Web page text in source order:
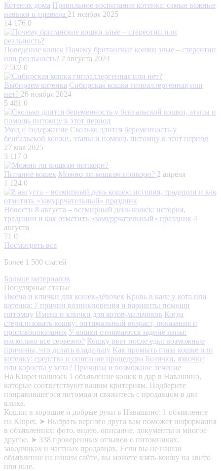
Котенок дома Правильное воспитание котенка: самые важные
навыки и правила 21 ноября 2025
14 176 0
Поведение кошек Почему британские кошки злые – стереотип
или реальность? 2 августа 2024
7 502 0
Выбираем котенка Сибирская кошка гипоаллергенная или
нет? 26 ноября 2024
5 481 0
Уход и содержание Сколько длится беременность у
бенгальской кошки, этапы и помощь питомцу в этот период
27 мая 2025
3 117 0
Питание кошек Можно ли кошкам попкорн? 2 апреля
1 124 0
Новости 8 августа – всемирный день кошек: история,
традиции и как отметить «замуррчательный» праздник 4
августа
71 0
Посмотреть все
Более 1 500 статей
Больше материалов
Популярные статьи
Имена и клички для кошек-девочек Кровь в кале у кота или
котенка: 7 причин возникновения и варианты помощи
питомцу Имена и клички для котов-мальчиков Когда
стерилизовать кошку: оптимальный возраст, показания и
противопоказания У кошки отнимаются задние лапы:
насколько все серьезно? Кошку рвет после еды: возможные
причины, что делать владельцу Как промыть глаза кошке или
котенку: средства и описание процедуры Болячки, язвочки
или коросты у кота? Причины и возможное лечение
На Kinpet нашлось 1 объявление кошек в дар в Навашино,
которые соответствуют вашим критериям. Подберите
понравившегося питомца и свяжитесь с продавцом в два
клика.
Кошки в хорошие и добрые руки в Навашино: 1 объявление
на Kinpet. ➤ Выбрать верного друга вам поможет информация
в объявлениях: фото, видео, описание, документы и многое
другое. ➤ 338 проверенных отзывов о питомниках,
заводчиках и частных продавцах. Если вы не нашли
объявление на нашем сайте, вы можете взять кошку на авито
или юле.